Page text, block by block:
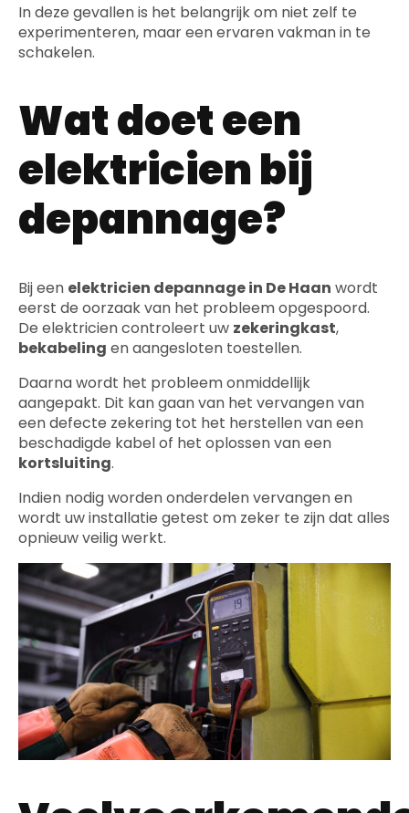
In deze gevallen is het belangrijk om niet zelf te
experimenteren, maar een ervaren vakman in te
schakelen.
Wat doet een
elektricien bij
depannage?
Bij een elektricien depannage in De Haan wordt
eerst de oorzaak van het probleem opgespoord.
De elektricien controleert uw zekeringkast,
bekabeling en aangesloten toestellen.
Daarna wordt het probleem onmiddellijk
aangepakt. Dit kan gaan van het vervangen van
een defecte zekering tot het herstellen van een
beschadigde kabel of het oplossen van een
kortsluiting.
Indien nodig worden onderdelen vervangen en
wordt uw installatie getest om zeker te zijn dat alles
opnieuw veilig werkt.